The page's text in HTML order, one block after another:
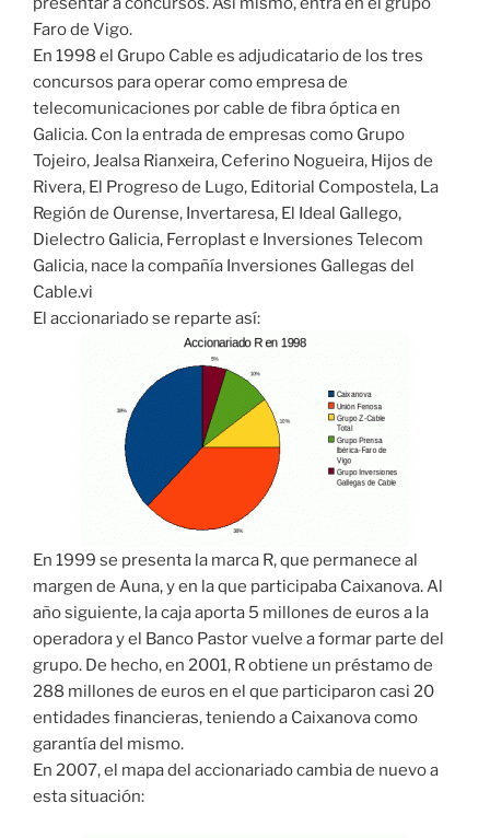
Faro de Vigo.
En 1998 el Grupo Cable es adjudicatario de los tres
concursos para operar como empresa de
telecomunicaciones por cable de fibra óptica en
Galicia. Con la entrada de empresas como Grupo
Tojeiro, Jealsa Rianxeira, Ceferino Nogueira, Hijos de
Rivera, El Progreso de Lugo, Editorial Compostela, La
Región de Ourense, Invertaresa, El Ideal Gallego,
Dielectro Galicia, Ferroplast e Inversiones Telecom
Galicia, nace la compañía Inversiones Gallegas del
Cable.vi
El accionariado se reparte así:
En 1999 se presenta la marca R, que permanece al
margen de Auna, y en la que participaba Caixanova. Al
año siguiente, la caja aporta 5 millones de euros a la
operadora y el Banco Pastor vuelve a formar parte del
grupo. De hecho, en 2001, R obtiene un préstamo de
288 millones de euros en el que participaron casi 20
entidades financieras, teniendo a Caixanova como
garantía del mismo.
En 2007, el mapa del accionariado cambia de nuevo a
esta situación: